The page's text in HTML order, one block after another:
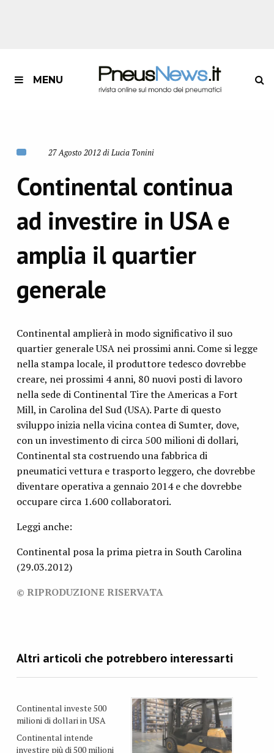
MENU
27 Agosto 2012 di Lucia Tonini
Continental continua
ad investire in USA e
amplia il quartier
generale
Continental amplierà in modo significativo il suo
quartier generale USA nei prossimi anni. Come si legge
nella stampa locale, il produttore tedesco dovrebbe
creare, nei prossimi 4 anni, 80 nuovi posti di lavoro
nella sede di Continental Tire the Americas a Fort
Mill, in Carolina del Sud (USA). Parte di questo
sviluppo inizia nella vicina contea di Sumter, dove,
con un investimento di circa 500 milioni di dollari,
Continental sta costruendo una fabbrica di
pneumatici vettura e trasporto leggero, che dovrebbe
diventare operativa a gennaio 2014 e che dovrebbe
occupare circa 1.600 collaboratori.
Leggi anche:
Continental posa la prima pietra in South Carolina
(29.03.2012)
© RIPRODUZIONE RISERVATA
Continental investe 500
milioni di dollari in USA
Continental intende
investire più di 500 milioni